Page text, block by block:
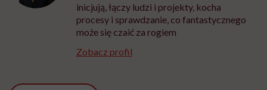
inicjują, łączy ludzi i projekty, kocha
procesy i sprawdzanie, co fantastycznego
może się czaić za rogiem
Zobacz profil